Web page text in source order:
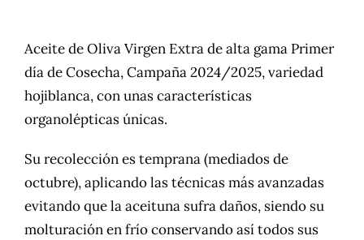
original
era:
15,20€.
actual
es:
8,90€.
Aceite de Oliva Virgen Extra de alta gama Primer
día de Cosecha, Campaña 2024/2025, variedad
hojiblanca, con unas características
organolépticas únicas.
Su recolección es temprana (mediados de
octubre), aplicando las técnicas más avanzadas
evitando que la aceituna sufra daños, siendo su
molturación en frío conservando así todos sus